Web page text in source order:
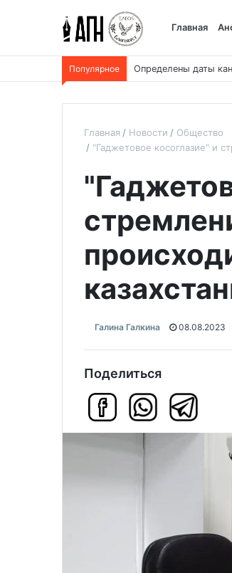
Главная
Популярное Церковь вспоминает
Главная Новости
Общество
"Гаджетовое косоглазие" и
Галина Галкина 08.08.2023
Поделиться